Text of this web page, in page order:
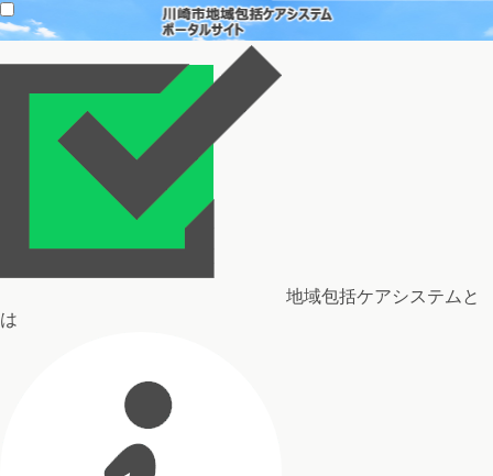
地域包括ケアシステムと
は